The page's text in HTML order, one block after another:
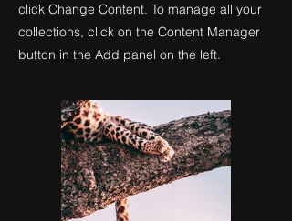
click Change Content. To manage all your
collections, click on the Content Manager
button in the Add panel on the left.